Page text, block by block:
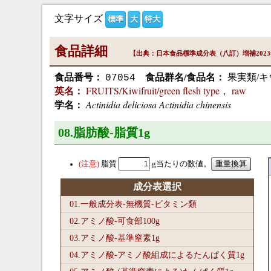
文字サイズ 標準 大 特大
食品詳細 【出典：日本食品標準成分表（八訂）増補
食品番号： 07054 食品群名/食品名： 果実類/
英名： FRUITS/Kiwifruit/green flesh type， raw
学名： Actinidia deliciosa Actinidia chinensis
08.脂肪酸-脂質1g
脂質 g当たりの数値。
成分表選択
01.一般成分表-無機質-ビタミン類
02.アミノ酸-可食部100g
03.アミノ酸-基準窒素1g
04.アミノ酸-アミノ酸組成によるたんぱく質1g